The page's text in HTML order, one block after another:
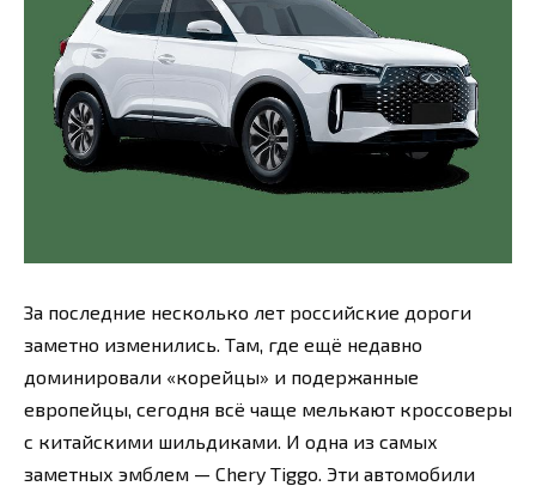
За последние несколько лет российские дороги
заметно изменились. Там, где ещё недавно
доминировали «корейцы» и подержанные
европейцы, сегодня всё чаще мелькают кроссоверы
с китайскими шильдиками. И одна из самых
заметных эмблем — Chery Tiggo. Эти автомобили